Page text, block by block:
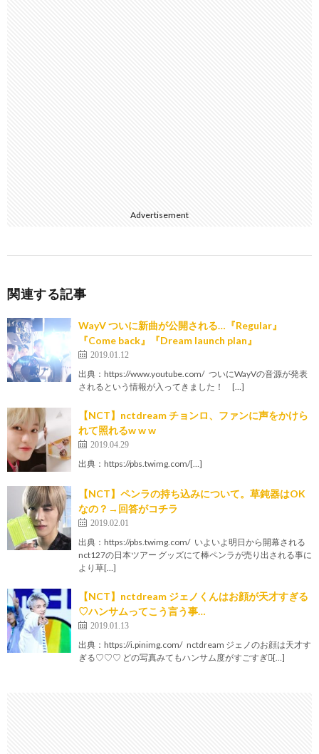
Advertisement
関連する記事
WayV ついに新曲が公開される…『Regular』
『Come back』『Dream launch plan』
2019.01.12
出典：https://www.youtube.com/ ついにWayVの音源が発表
されるという情報が入ってきました！ […]
【NCT】nctdream チョンロ、ファンに声をかけら
れて照れるw w w
2019.04.29
出典：https://pbs.twimg.com/[…]
【NCT】ペンラの持ち込みについて。草鈍器はOK
なの？→回答がコチラ
2019.02.01
出典：https://pbs.twimg.com/ いよいよ明日から開幕される
nct127の日本ツアー グッズにて棒ペンラが売り出される事に
より草[…]
【NCT】nctdream ジェノくんはお顔が天才すぎる
♡ハンサムってこう言う事…
2019.01.13
出典：https://i.pinimg.com/ nctdream ジェノのお顔は天才す
ぎる♡♡♡ どの写真みてもハンサム度がすごすぎて̷[…]